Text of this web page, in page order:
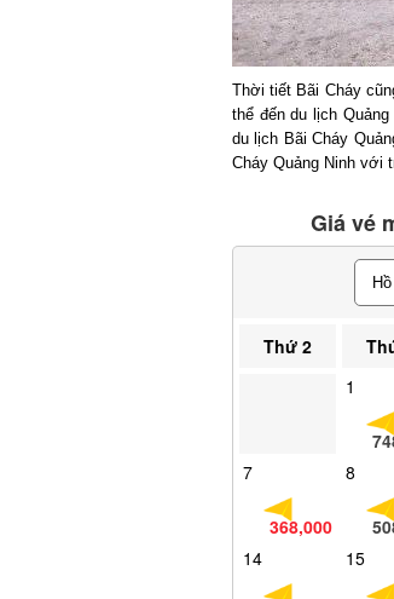
Thời tiết Bãi Cháy
thể đến du lịch
du lịch Bãi Cháy
Cháy Quảng Ninh với
Giá vé
Thứ 2
7
368,000
8
14
15